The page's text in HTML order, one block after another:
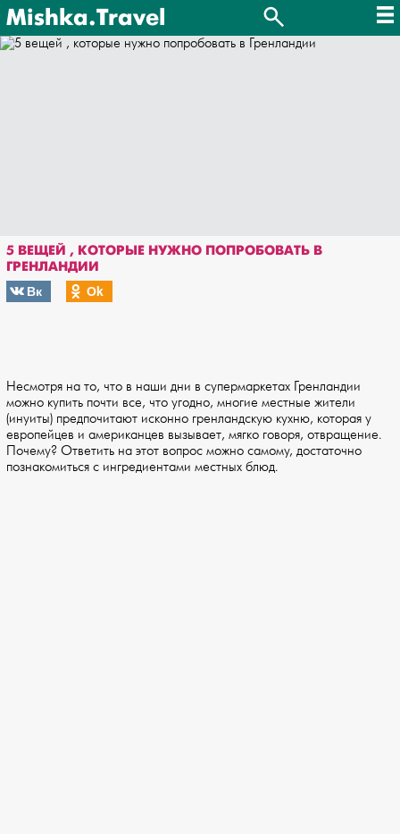
Mishka.Travel
5 ВЕЩЕЙ , КОТОРЫЕ НУЖНО ПОПРОБОВАТЬ В
ГРЕНЛАНДИИ
Вк
Оk
Несмотря на то, что в наши дни в супермаркетах Гренландии
можно купить почти все, что угодно, многие местные жители
(инуиты) предпочитают исконно гренландскую кухню, которая у
европейцев и американцев вызывает, мягко говоря, отвращение.
Почему? Ответить на этот вопрос можно самому, достаточно
познакомиться с ингредиентами местных блюд.